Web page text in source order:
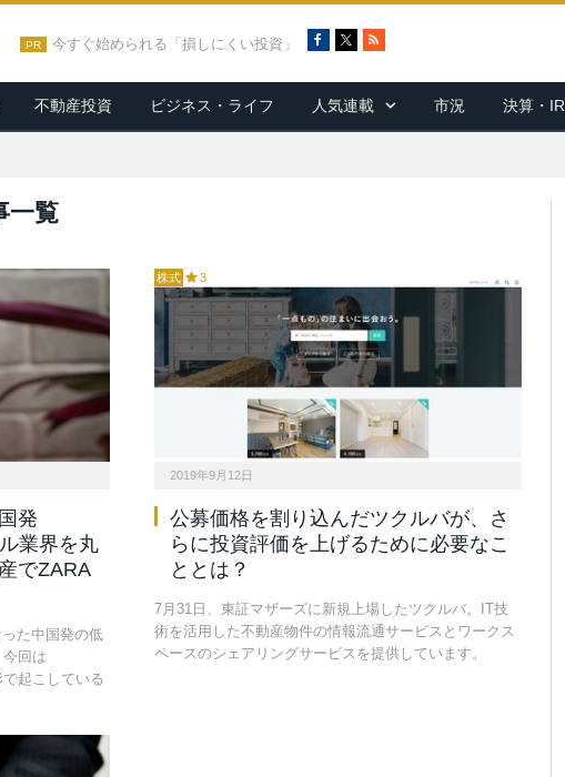
PR 今すぐ始められる「損しにくい投資」
c
e
b
R
S
不動産投資 ビジネス・ライフ 人気連載 市況 決算・IR
一覧
発
業界を丸
でZARA
た中国発の低
回は
起こしている
株式 3
2019年9月12日
公募価格を割り込んだツクルバが、さ
らに投資評価を上げるために必要なこ
ととは？
7月31日、東証マザーズに新規上場したツクルバ。IT技
術を活用した不動産物件の情報流通サービスとワークス
ペースのシェアリングサービスを提供しています。